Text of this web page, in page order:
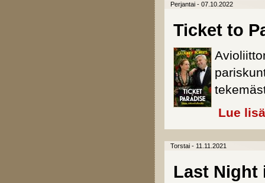
Perjantai - 07.10.2022
Ticket to
Lue
Torstai - 11.11.2021
Last Night